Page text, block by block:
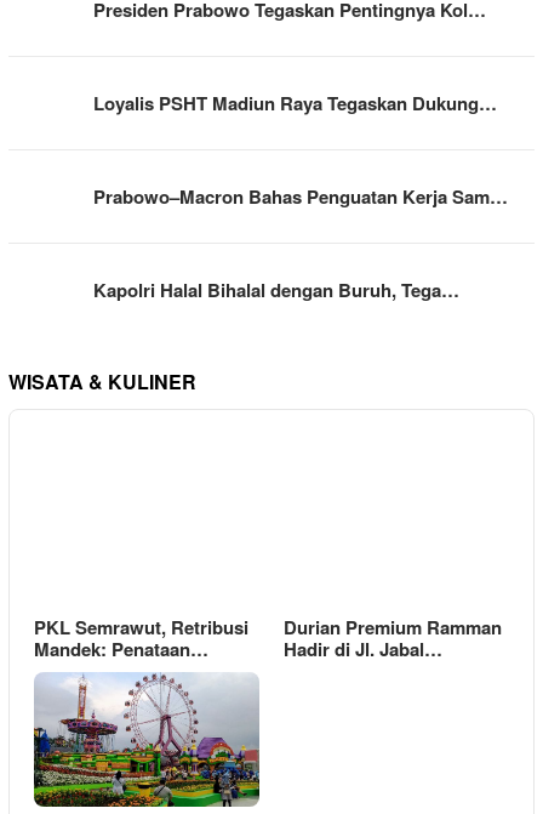
Presiden Prabowo Tegaskan Pentingnya Kol…
Loyalis PSHT Madiun Raya Tegaskan Dukung…
Prabowo–Macron Bahas Penguatan Kerja Sam…
Kapolri Halal Bihalal dengan Buruh, Tega…
WISATA & KULINER
PKL Semrawut, Retribusi
Mandek: Penataan…
Durian Premium Ramman
Hadir di Jl. Jabal…